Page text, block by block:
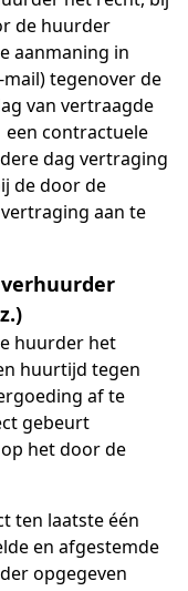
de huurder
aanmaning in
tegenover de
van vertraagde
een contractuele
dag vertraging
de door de
aan te
huurder het
huurtijd tegen
af te
gebeurt
het door de
ten laatste één
en afgestemde
opgegeven